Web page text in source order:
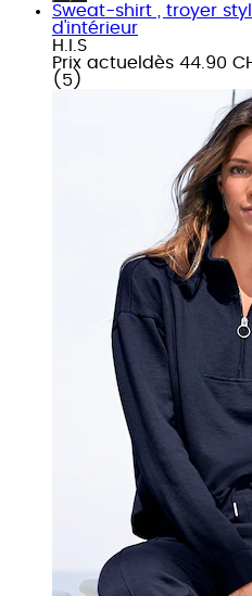
Sweat-shirt , troyer
d'intérieur
H.I.S
Prix actuel dès 44.90
( 5 )